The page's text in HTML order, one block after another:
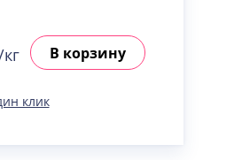
В корзину
клик